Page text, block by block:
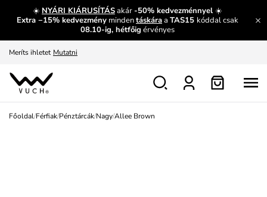
☀️ NYÁRI KIÁRUSÍTÁSakár-50% kedvezménnyel ☀️
Extra −15% kedvezmény mindentáskáraa TAS15 kóddal csak
08.10-ig, hétfőig érvényes
És mi az, amit máshol nem lehet megtudni?
Fedezze fel velünk az újdonságokat. Megtekintés
Meríts ihletet Mutatni
Ingyenes csere és visszaküldés
Főoldal/Férfiak/Pénztárcák/Nagy/Allee Brown